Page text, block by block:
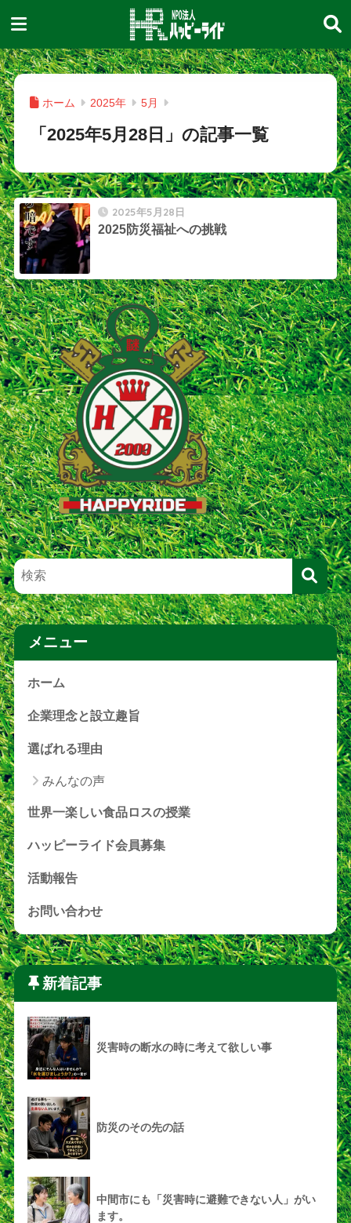
ホーム 2025年 5月
「2025年5月28日」の記事一覧
2025年5月28日
2025防災福祉への挑戦
メニュー
ホーム
企業理念と設立趣旨
選ばれる理由
みんなの声
世界一楽しい食品ロスの授業
ハッピーライド会員募集
活動報告
お問い合わせ
新着記事
災害時の断水の時に考えて欲しい事
防災のその先の話
中間市にも「災害時に避難できない人」がい
ます。